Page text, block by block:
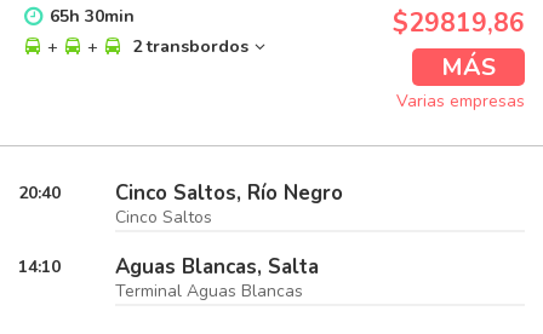
65h 30min
+
+ 2 transbordos
$29819,86
MÁS
Varias empresas
20:40 Cinco Saltos, Río Negro
Cinco Saltos
14:10 Aguas Blancas, Salta
Terminal Aguas Blancas